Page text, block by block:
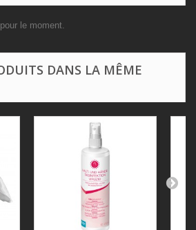
le moment.
DANS LA MÊME